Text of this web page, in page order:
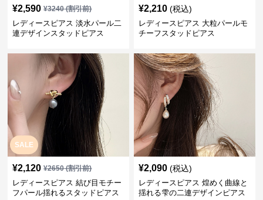
¥2,590 ¥3240(割引前)
レディースピアス 淡水パール二
連デザインスタッドピアス
¥2,210 (税込)
レディースピアス 大粒パールモ
チーフスタッドピアス
SALE
¥2,120 ¥2650(割引前)
レディースピアス 結び目モチー
フパール揺れるスタッドピアス
¥2,090 (税込)
レディースピアス 煌めく曲線と
揺れる雫の二連デザインピアス